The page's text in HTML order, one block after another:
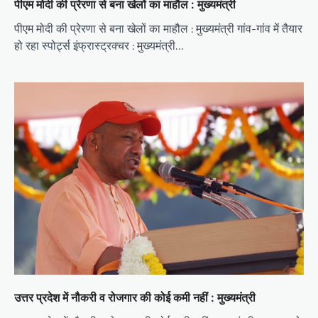
पीएम मोदी की प्रेरणा से बना खेलों का माहौल : मुख्यमंत्री
पीएम मोदी की प्रेरणा से बना खेलों का माहौल : मुख्यमंत्री गांव-गांव में तैयार
हो रहा स्पोर्ट्स इंफ्रास्ट्रक्चर : मुख्यमंत्री…
उत्तर प्रदेश में नौकरी व रोजगार की कोई कमी नहीं : मुख्यमंत्री